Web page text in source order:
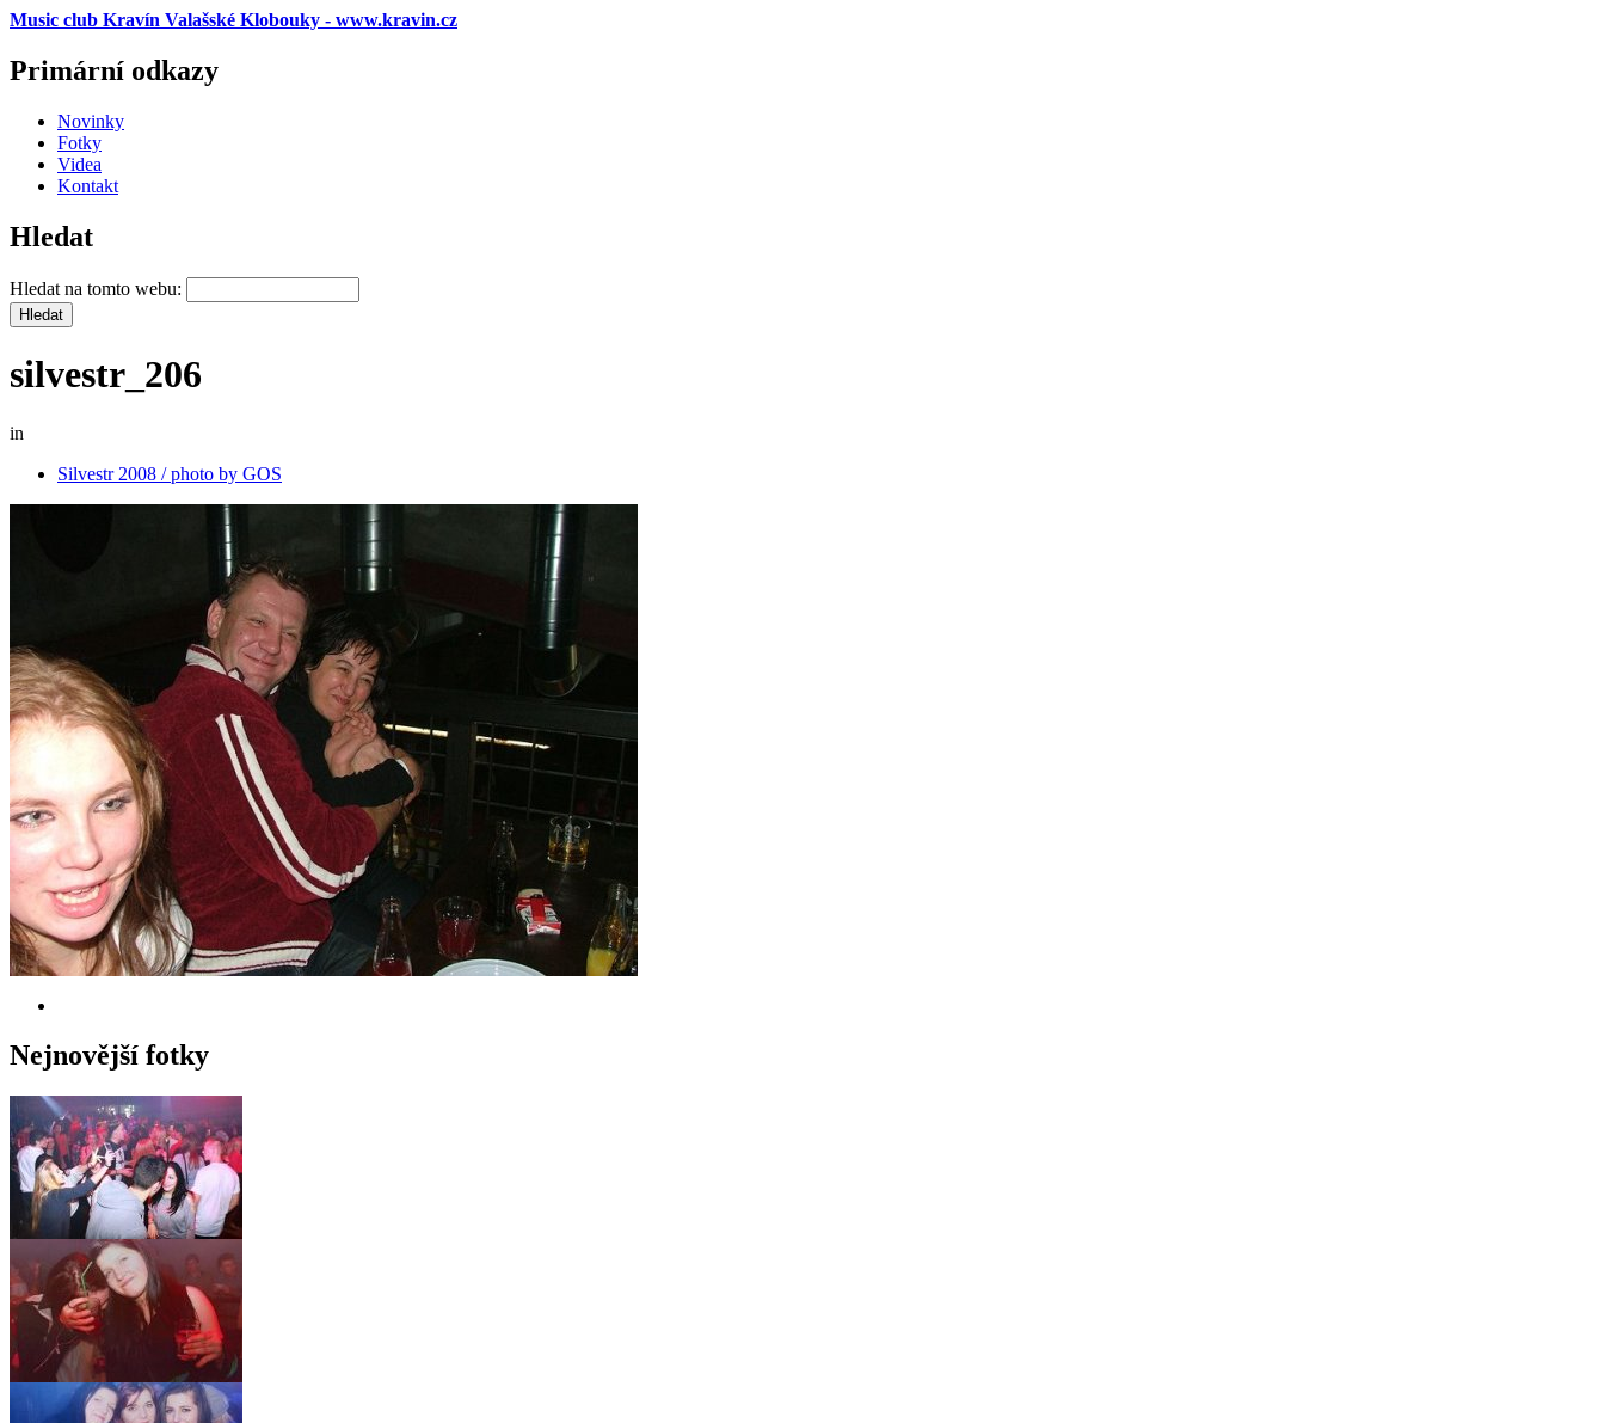
Music club Kravín Valašské Klobouky - www.kravin.cz
Primární odkazy
Novinky
Fotky
Videa
Kontakt
Hledat
Hledat na tomto webu:
silvestr_206
in
Silvestr 2008 / photo by GOS
Nejnovější fotky